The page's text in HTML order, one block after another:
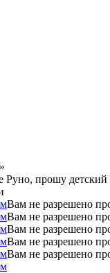
Руно, прошу
Вам не разрешено
Вам не разрешено
Вам не разрешено
Вам не разрешено
Вам не разрешено